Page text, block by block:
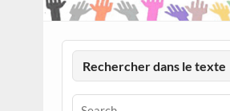
Rechercher dans le texte